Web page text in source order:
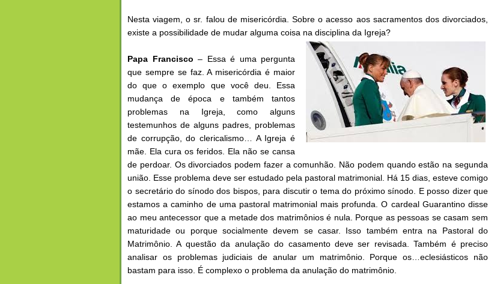
Nesta viagem, o sr. falou de misericórdia. Sobre o acesso aos sacramentos dos divorciados,
existe a possibilidade de mudar alguma coisa na disciplina da Igreja?
Papa Francisco – Essa é uma pergunta
que sempre se faz. A misericórdia é maior
do que o exemplo que você deu. Essa
mudança de época e também tantos
problemas na Igreja, como alguns
testemunhos de alguns padres, problemas
de corrupção, do clericalismo… A Igreja é
mãe. Ela cura os feridos. Ela não se cansa
de perdoar. Os divorciados podem fazer a comunhão. Não podem quando estão na segunda
união. Esse problema deve ser estudado pela pastoral matrimonial. Há 15 dias, esteve comigo
o secretário do sínodo dos bispos, para discutir o tema do próximo sínodo. E posso dizer que
estamos a caminho de uma pastoral matrimonial mais profunda. O cardeal Guarantino disse
ao meu antecessor que a metade dos matrimônios é nula. Porque as pessoas se casam sem
maturidade ou porque socialmente devem se casar. Isso também entra na Pastoral do
Matrimônio. A questão da anulação do casamento deve ser revisada. Também é preciso
analisar os problemas judiciais de anular um matrimônio. Porque os…eclesiásticos não
bastam para isso. É complexo o problema da anulação do matrimônio.